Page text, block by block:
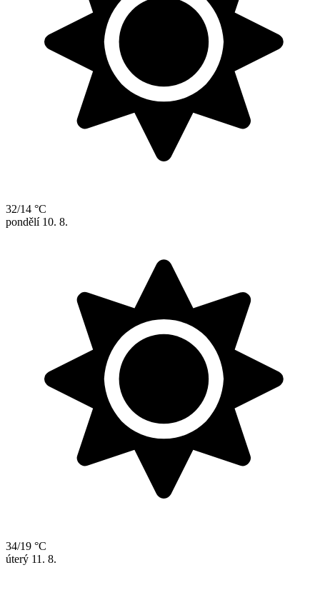
32/14 °C
pondělí 10. 8.
34/19 °C
úterý 11. 8.